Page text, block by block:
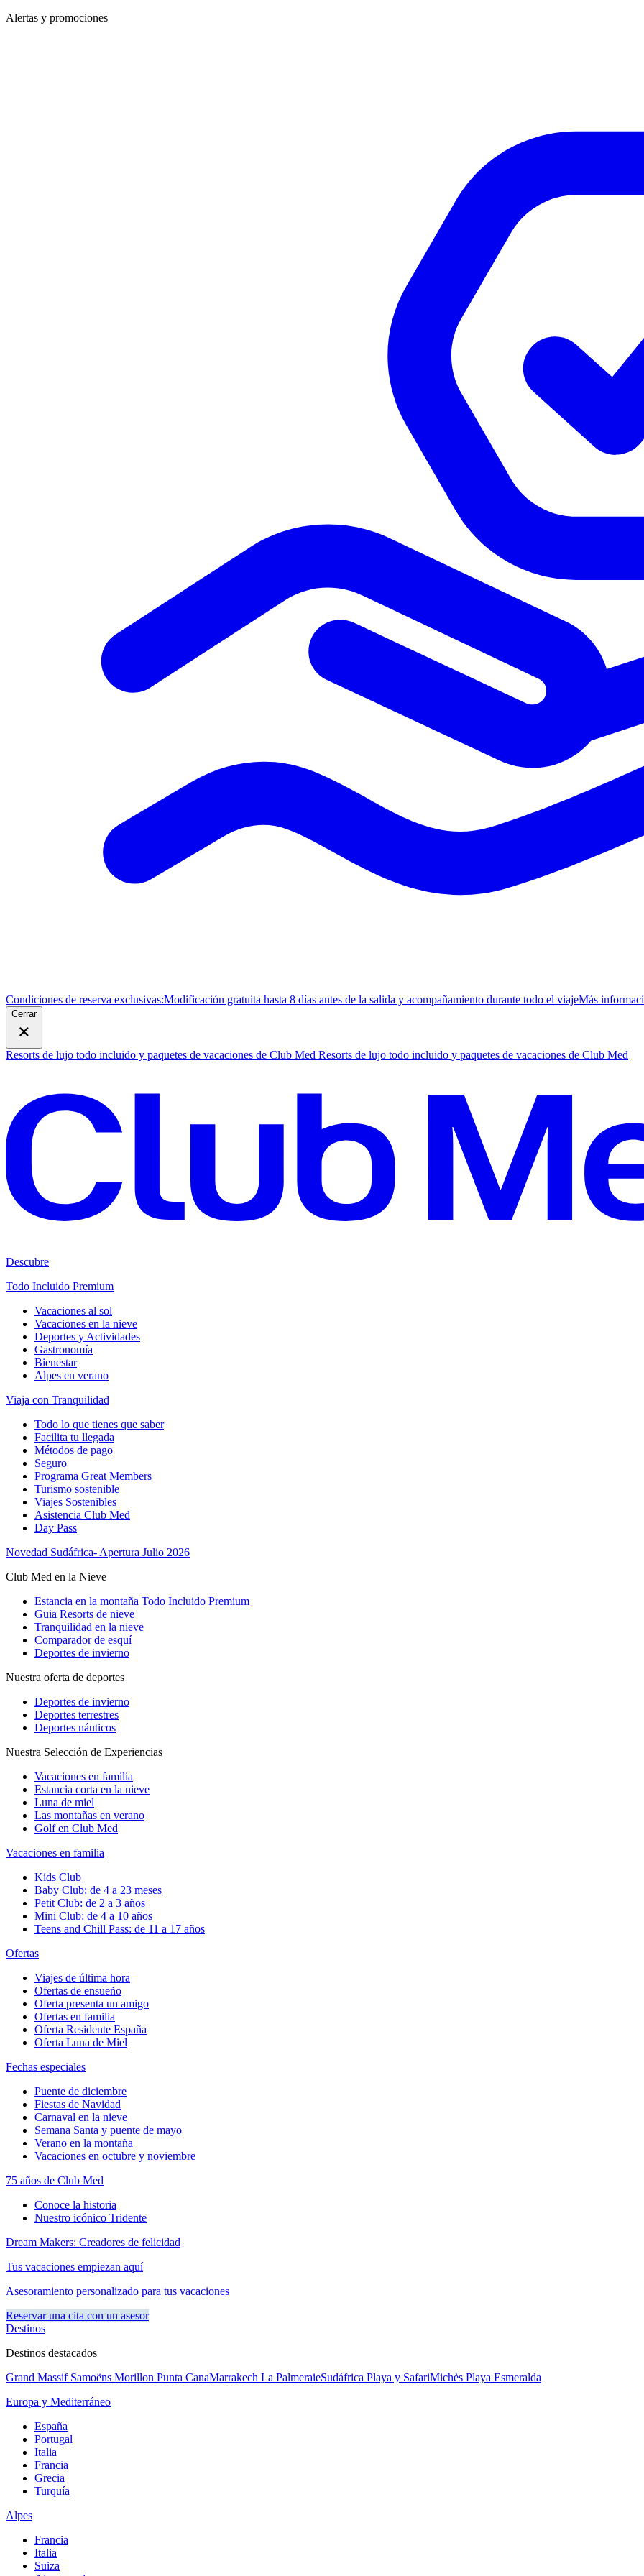
Alertas y promociones
Condiciones de reserva exclusivas:Modificación gratuita hasta 8 días antes de la salida y acompañamiento durante todo el viajeMás
Cerrar
Resorts de lujo todo incluido y paquetes de vacaciones de Club Med Resorts de lujo todo incluido y paquetes de vacaciones de Club Med
Descubre
Todo Incluido Premium
Vacaciones al sol
Vacaciones en la nieve
Deportes y Actividades
Gastronomía
Bienestar
Alpes en verano
Viaja con Tranquilidad
Todo lo que tienes que saber
Facilita tu llegada
Métodos de pago
Seguro
Programa Great Members
Turismo sostenible
Viajes Sostenibles
Asistencia Club Med
Day Pass
Novedad Sudáfrica- Apertura Julio 2026
Club Med en la Nieve
Estancia en la montaña Todo Incluido Premium
Guia Resorts de nieve
Tranquilidad en la nieve
Comparador de esquí
Deportes de invierno
Nuestra oferta de deportes
Deportes de invierno
Deportes terrestres
Deportes náuticos
Nuestra Selección de Experiencias
Vacaciones en familia
Estancia corta en la nieve
Luna de miel
Las montañas en verano
Golf en Club Med
Vacaciones en familia
Kids Club
Baby Club: de 4 a 23 meses
Petit Club: de 2 a 3 años
Mini Club: de 4 a 10 años
Teens and Chill Pass: de 11 a 17 años
Ofertas
Viajes de última hora
Ofertas de ensueño
Oferta presenta un amigo
Ofertas en familia
Oferta Residente España
Oferta Luna de Miel
Fechas especiales
Puente de diciembre
Fiestas de Navidad
Carnaval en la nieve
Semana Santa y puente de mayo
Verano en la montaña
Vacaciones en octubre y noviembre
75 años de Club Med
Conoce la historia
Nuestro icónico Tridente
Dream Makers: Creadores de felicidad
Tus vacaciones empiezan aquí
Asesoramiento personalizado para tus vacaciones
Reservar una cita con un asesor
Destinos
Destinos destacados
Grand Massif Samoëns Morillon Punta CanaMarrakech La PalmeraieSudáfrica Playa y SafariMichès Playa Esmeralda
Europa y Mediterráneo
España
Portugal
Italia
Francia
Grecia
Turquía
Alpes
Francia
Italia
Suiza